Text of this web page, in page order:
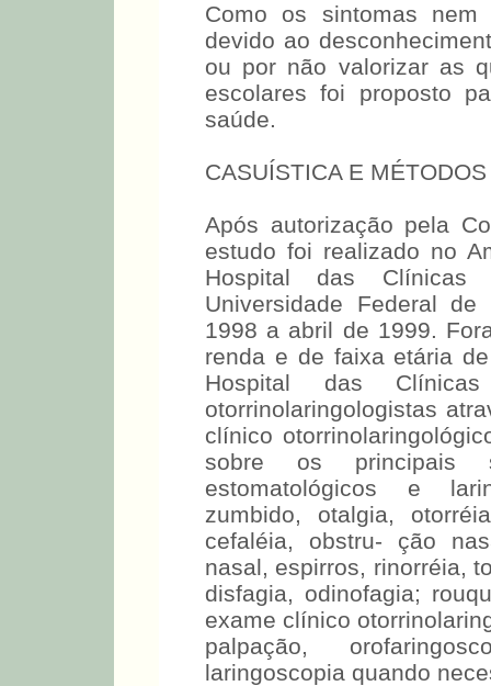
Como os sintomas
devido ao
ou por não valorizar as
escolares foi proposto
saúde.
CASUÍSTICA E MÉTODOS
Após autorização pela
estudo foi realizado no
Hospital das
Universidade Federal
1998 a abril de 1999.
renda e de faixa etária
Hospital das
otorrinolaringologistas
clínico
sobre os principais
estomatológicos e
zumbido, otalgia,
cefaléia, obstru- ção
nasal, espirros, rinorréia,
disfagia, odinofagia;
exame clínico
palpação,
laringoscopia quando